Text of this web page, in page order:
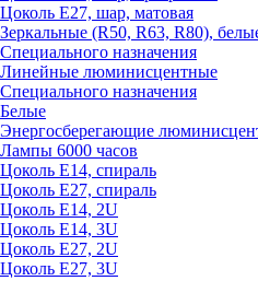
Цоколь Е27, шар, матовая
Зеркальные (R50, R63, R80),
Специального назначения
Линейные люминисцентные
Специального назначения
Белые
Энергосберегающие
Лампы 6000 часов
Цоколь Е14, спираль
Цоколь Е27, спираль
Цоколь Е14, 2U
Цоколь Е14, 3U
Цоколь Е27, 2U
Цоколь Е27, 3U